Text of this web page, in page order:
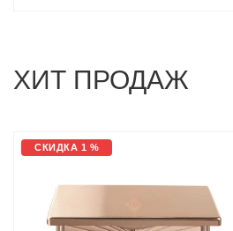
ХИТ ПРОДАЖ
СКИДКА 1 %